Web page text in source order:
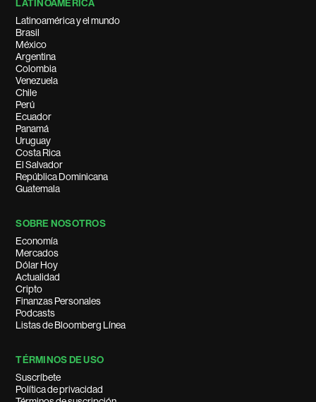
LATINOAMÉRICA
Latinoamérica y el mundo
Brasil
México
Argentina
Colombia
Venezuela
Chile
Perú
Ecuador
Panamá
Uruguay
Costa Rica
El Salvador
República Dominicana
Guatemala
SOBRE NOSOTROS
Economía
Mercados
Dólar Hoy
Actualidad
Cripto
Finanzas Personales
Podcasts
Listas de Bloomberg Línea
TÉRMINOS DE USO
Suscríbete
Política de privacidad